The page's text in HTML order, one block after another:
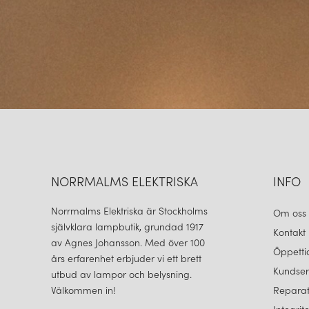
NORRMALMS ELEKTRISKA
Norrmalms Elektriska är Stockholms
självklara lampbutik, grundad 1917
av Agnes Johansson. Med över 100
års erfarenhet erbjuder vi ett brett
utbud av lampor och belysning.
Välkommen in!
INFO
Om oss
Kontakt